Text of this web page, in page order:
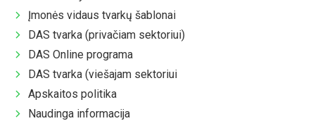
Įmonės vidaus tvarkų šablonai
DAS tvarka (privačiam sektoriui)
DAS Online programa
DAS tvarka (viešajam sektoriui
Apskaitos politika
Naudinga informacija